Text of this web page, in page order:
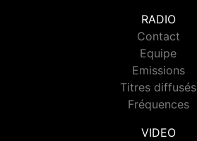
RADIO
Contact
Equipe
Emissions
Titres diffusés
Fréquences
VIDEO